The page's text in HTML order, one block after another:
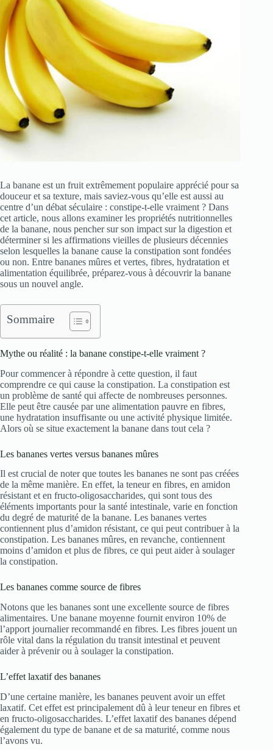
La banane est un fruit extrêmement populaire apprécié pour sa
douceur et sa texture, mais saviez-vous qu’elle est aussi au
centre d’un débat séculaire : constipe-t-elle vraiment ? Dans
cet article, nous allons examiner les propriétés nutritionnelles
de la banane, nous pencher sur son impact sur la digestion et
déterminer si les affirmations vieilles de plusieurs décennies
selon lesquelles la banane cause la constipation sont fondées
ou non. Entre bananes mûres et vertes, fibres, hydratation et
alimentation équilibrée, préparez-vous à découvrir la banane
sous un nouvel angle.
Sommaire
Mythe ou réalité : la banane constipe-t-elle vraiment ?
Pour commencer à répondre à cette question, il faut
comprendre ce qui cause la constipation. La constipation est
un problème de santé qui affecte de nombreuses personnes.
Elle peut être causée par une alimentation pauvre en fibres,
une hydratation insuffisante ou une activité physique limitée.
Alors où se situe exactement la banane dans tout cela ?
Les bananes vertes versus bananes mûres
Il est crucial de noter que toutes les bananes ne sont pas créées
de la même manière. En effet, la teneur en fibres, en amidon
résistant et en fructo-oligosaccharides, qui sont tous des
éléments importants pour la santé intestinale, varie en fonction
du degré de maturité de la banane. Les bananes vertes
contiennent plus d’amidon résistant, ce qui peut contribuer à la
constipation. Les bananes mûres, en revanche, contiennent
moins d’amidon et plus de fibres, ce qui peut aider à soulager
la constipation.
Les bananes comme source de fibres
Notons que les bananes sont une excellente source de fibres
alimentaires. Une banane moyenne fournit environ 10% de
l’apport journalier recommandé en fibres. Les fibres jouent un
rôle vital dans la régulation du transit intestinal et peuvent
aider à prévenir ou à soulager la constipation.
L’effet laxatif des bananes
D’une certaine manière, les bananes peuvent avoir un effet
laxatif. Cet effet est principalement dû à leur teneur en fibres et
en fructo-oligosaccharides. L’effet laxatif des bananes dépend
également du type de banane et de sa maturité, comme nous
l’avons vu.